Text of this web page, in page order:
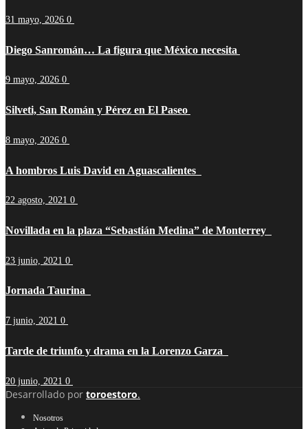
31 mayo, 2026 0
Diego Sanromán… La figura que México necesita
9 mayo, 2026 0
Silveti, San Román y Pérez en El Paseo
8 mayo, 2026 0
A hombros Luis David en Aguascalientes
22 agosto, 2021 0
Novillada en la plaza “Sebastián Medina” de Monterrey
23 junio, 2021 0
Jornada Taurina
7 junio, 2021 0
Tarde de triunfo y drama en la Lorenzo Garza
20 junio, 2021 0
Desarrollado por toroestoro.
Nosotros